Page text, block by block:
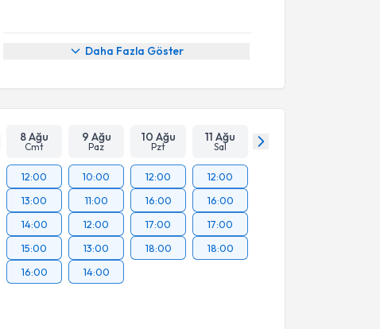
Daha Fazla Göster
8 Ağu
Cmt
9 Ağu
Paz
10 Ağu
Pzt
11 Ağu
Sal
12:00
13:00
14:00
15:00
16:00
10:00
11:00
12:00
13:00
14:00
12:00
16:00
17:00
18:00
12:00
16:00
17:00
18:00